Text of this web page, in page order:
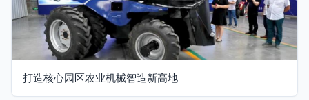
打造核心园区农业机械智造新高地